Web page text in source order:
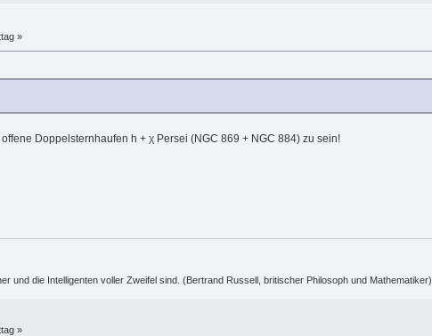
»
Doppelsternhaufen h + χ Persei (NGC 869 + NGC 884) zu sein!
und die Intelligenten voller Zweifel sind. (Bertrand Russell, britischer Philosoph und Mathematiker).
»